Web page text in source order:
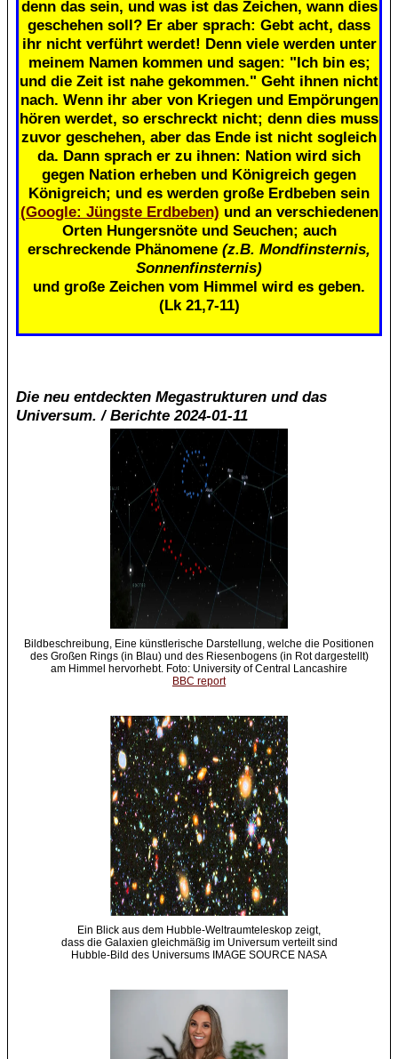
denn das sein, und was ist das Zeichen, wann dies
geschehen soll? Er aber sprach: Gebt acht, dass
ihr nicht verführt werdet! Denn viele werden unter
meinem Namen kommen und sagen: "Ich bin es;
und die Zeit ist nahe gekommen." Geht ihnen nicht
nach. Wenn ihr aber von Kriegen und Empörungen
hören werdet, so erschreckt nicht; denn dies muss
zuvor geschehen, aber das Ende ist nicht sogleich
da. Dann sprach er zu ihnen: Nation wird sich
gegen Nation erheben und Königreich gegen
Königreich; und es werden große Erdbeben sein
(Google: Jüngste Erdbeben) und an verschiedenen
Orten Hungersnöte und Seuchen; auch
erschreckende Phänomene (z.B. Mondfinsternis,
Sonnenfinsternis)
und große Zeichen vom Himmel wird es geben.
(Lk 21,7-11)
Die neu entdeckten Megastrukturen und das
Universum. / Berichte 2024-01-11
Bildbeschreibung, Eine künstlerische Darstellung, welche die Positionen
des Großen Rings (in Blau) und des Riesenbogens (in Rot dargestellt)
am Himmel hervorhebt. Foto: University of Central Lancashire
BBC report
Ein Blick aus dem Hubble-Weltraumteleskop zeigt,
dass die Galaxien gleichmäßig im Universum verteilt sind
Hubble-Bild des Universums IMAGE SOURCE NASA